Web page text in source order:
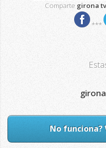
Comparte girona
***
No funciona?